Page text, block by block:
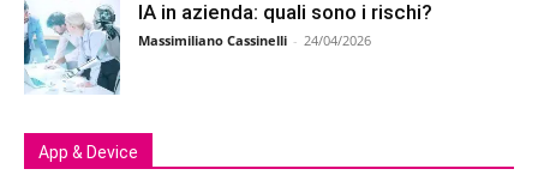
IA in azienda: quali sono i rischi?
Massimiliano Cassinelli - 24/04/2026
App & Device